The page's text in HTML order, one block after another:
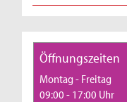
Öffnungszeiten
Montag - Freitag
09:00 - 17:00 Uhr